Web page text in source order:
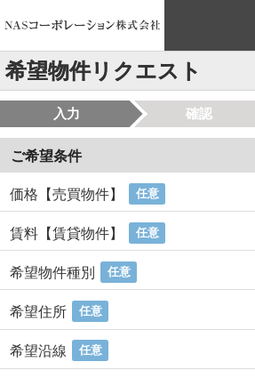
希望物件リクエスト
入力 確認
ご希望条件
価格【売買物件】 任意
賃料【賃貸物件】 任意
希望物件種別 任意
希望住所 任意
希望沿線 任意